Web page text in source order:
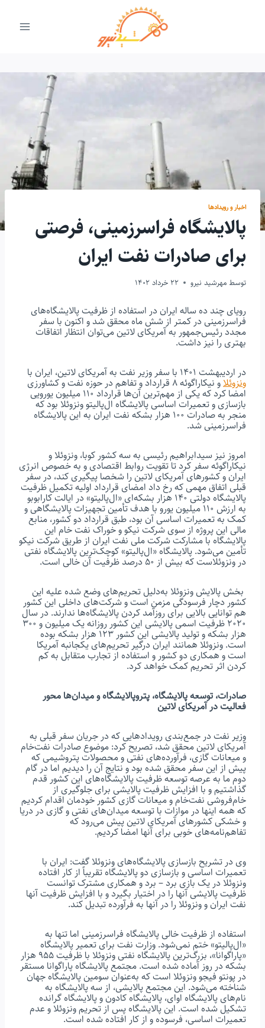
اخبار و رویدادها
پالایشگاه فراسرزمینی، فرصتی
برای صادرات نفت ایران
توسط مهرشید نیرو 22 خرداد 1402
رویای چند ده ساله ایران در استفاده از ظرفیت پالایشگاه‌های
فراسرزمینی در کمتر از شش ماه محقق شد و اکنون با سفر
مجدد رئیس‌جمهور به آمریکای لاتین می‌توان انتظار اتفاقات
بهتری را نیز داشت.
در اردیبهشت ۱۴۰۱ با سفر وزیر نفت به آمریکای لاتین، ایران با
ونزوئلا و نیکاراگوئه ۸ قرارداد و تفاهم در حوزه نفت و کشاورزی
امضا کرد که یکی از مهم‌ترین آن‌ها قرارداد ۱۱۰ میلیون یورویی
بازسازی و تعمیرات اساسی پالایشگاه ال‌پالیتو ونزوئلا بود که
منجر به صادرات ۱۰۰ هزار بشکه نفت ایران به این پالایشگاه
فراسرزمینی شد.
امروز نیز سیدابراهیم رئیسی به سه کشور کوبا، ونزوئلا و
نیکاراگوئه سفر کرد تا تقویت روابط اقتصادی و به خصوص انرژی
ایران و کشورهای آمریکای لاتین را شخصا پیگیری کند، در سفر
قبلی اتفاق مهمی که رخ داد امضای قرارداد اولیه تکمیل ظرفیت
پالایشگاه دولتی ۱۴۰ هزار بشکه‌ای «ال‌پالیتو» در ایالت کارابوبو
به ارزش ۱۱۰ میلیون یورو با هدف تأمین تجهیزات پالایشگاهی و
کمک به تعمیرات اساسی آن بود، طبق قرارداد دو کشور، منابع
مالی این پروژه از سوی شرکت نیکو و خوراک نفت خام این
پالایشگاه با مشارکت شرکت ملی نفت ایران از طریق شرکت نیکو
تأمین می‌شود. پالایشگاه «ال‌پالیتو» کوچک‌ترین پالایشگاه نفتی
در ونزوئلاست که بیش از ۵۰ درصد ظرفیت آن خالی است.
بخش پالایش ونزوئلا به‌دلیل تحریم‌های وضع شده علیه این
کشور دچار فرسودگی مزمن است و شرکت‌های داخلی این کشور
هم توانایی بالایی برای روزآمد کردن پالایشگاه‌ها ندارند. در سال
۲۰۲۰ ظرفیت اسمی پالایشی این کشور روزانه یک میلیون و ۳۰۰
هزار بشکه و تولید پالایشی این کشور ۱۲۳ هزار بشکه بوده
است. ونزوئلا همانند ایران درگیر تحریم‌های یکجانبه آمریکا
است و همکاری دو کشور و استفاده از تجارب متقابل به کم
کردن اثر تحریم‌ کمک خواهد کرد.
صادرات، توسعه پالایشگاه، پتروپالایشگاه و میدان‌ها محور
فعالیت در آمریکای لاتین
وزیر نفت در جمع‌بندی رویدادهایی که در جریان سفر قبلی به
آمریکای لاتین محقق شد، تصریح کرد: موضوع صادرات نفت‌خام
و میعانات گازی، فرآورده‌های نفتی و محصولات پتروشیمی که
پیش از این سفر محقق شده بود و نتایج آن را دیدیم اما در گام
دوم ما به عرصه توسعه ظرفیت پالایشگاه‌های این کشور قدم
گذاشتیم و با افزایش ظرفیت پالایشی برای جلوگیری از
خام‌فروشی نفت‌خام و میعانات گازی کشور خودمان اقدام کردیم
که همه اینها در موازات با توسعه میدان‌های نفتی و گازی در دریا
و خشکی کشورهای آمریکای لاتین پیش می‌رود که
تفاهم‌نامه‌های خوبی برای آنها امضا کردیم.
وی در تشریح بازسازی پالایشگاه‌های ونزوئلا گفت: ایران با
تعمیرات اساسی و بازسازی دو پالایشگاه تقریباً از کار افتاده
ونزوئلا در یک بازی برد – برد و همکاری مشترک توانست
ظرفیت پالایشی آنها را در اختیار بگیرد و با افزایش ظرفیت آنها
نفت ایران و ونزوئلا را در آنها به فرآورده تبدیل کند.
استفاده از ظرفیت خالی پالایشگاه فراسرزمینی اما تنها به
«ال‌پالیتو» ختم نمی‌شود. وزارت نفت برای تعمیر پالایشگاه
«پاراگوانا»، بزرگ‌ترین پالایشگاه نفتی ونزوئلا با ظرفیت ۹۵۵ هزار
بشکه در روز آماده شده‌ است. مجتمع پالایشگاه پاراگوانا مستقر
در پونتو فیجو ونزوئلا است که به‌عنوان سومین پالایشگاه جهان
شناخته می‌شود. این مجتمع پالایشی، از سه پالایشگاه به
نام‌های پالایشگاه اوای، پالایشگاه کادون و پالایشگاه گرانده
تشکیل شده است. این پالایشگاه پس از تحریم ونزوئلا و عدم
تعمیرات اساسی، فرسوده و از کار افتاده شده است.